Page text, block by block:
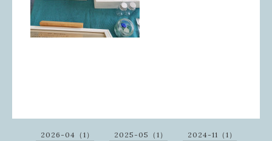
2026-04（1） 2025-05（1） 2024-11（1）